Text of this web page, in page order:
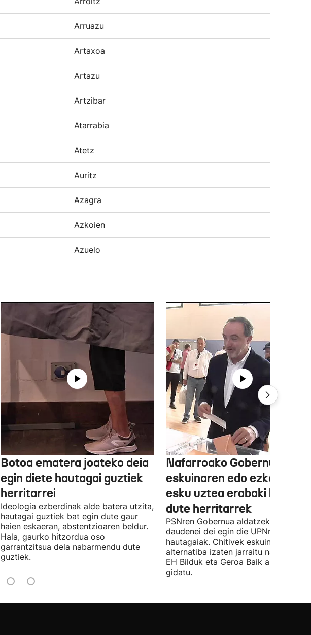
Arruazu
Artaxoa
Artazu
Artzibar
Atarrabia
Atetz
Auritz
Azagra
Azkoien
Azuelo
Botoa ematera joateko deia
egin diete hautagai guztiek
herritarrei
Ideologia ezberdinak alde batera utzita,
hautagai guztiek bat egin dute gaur
haien eskaeran, abstentzioaren beldur.
Hala, gaurko hitzordua oso
garrantzitsua dela nabarmendu dute
guztiek.
Nafarroako Gobernua
eskuinaren edo ezkerraren
esku uztea erabaki
dute herritarrek
PSNren Gobernua aldatzeko irrikitan
daudenei dei egin die UPNren
hautagaiak. Chitivek eskuinaren
alternatiba izaten jarraitu nahi du eta
EH Bilduk eta Geroa Baik aldaketa
gidatu.